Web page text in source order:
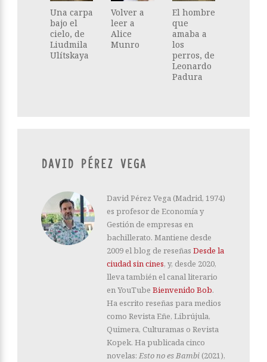
Una carpa
bajo el
cielo, de
Liudmila
Ulítskaya
Volver a
leer a
Alice
Munro
El hombre
que
amaba a
los
perros, de
Leonardo
Padura
DAVID PÉREZ VEGA
David Pérez Vega (Madrid, 1974)
es profesor de Economía y
Gestión de empresas en
bachillerato. Mantiene desde
2009 el blog de reseñas Desde la
ciudad sin cines, y, desde 2020,
lleva también el canal literario
en YouTube Bienvenido Bob.
Ha escrito reseñas para medios
como Revista Eñe, Librújula,
Quimera, Culturamas o Revista
Kopek. Ha publicada cinco
novelas: Esto no es Bambi (2021),